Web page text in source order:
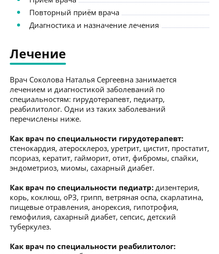
Повторный приём врача
Диагностика и назначение лечения
Лечение
Врач Соколова Наталья Сергеевна занимается
лечением и диагностикой заболеваний по
специальностям: гирудотерапевт, педиатр,
реабилитолог. Одни из таких заболеваний
перечислены ниже.
Как врач по специальности гирудотерапевт:
стенокардия, атеросклероз, уретрит, цистит, простатит,
псориаз, кератит, гайморит, отит, фибромы, спайки,
эндометриоз, миомы, сахарный диабет.
Как врач по специальности педиатр: дизентерия,
корь, коклюш, оРЗ, грипп, ветряная оспа, скарлатина,
пищевые отравления, анорексия, гипотрофия,
гемофилия, сахарный диабет, сепсис, детский
туберкулез.
Как врач по специальности реабилитолог: